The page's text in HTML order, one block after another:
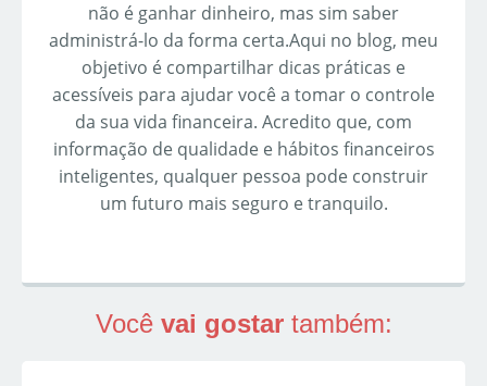
não é ganhar dinheiro, mas sim saber
administrá-lo da forma certa.Aqui no blog, meu
objetivo é compartilhar dicas práticas e
acessíveis para ajudar você a tomar o controle
da sua vida financeira. Acredito que, com
informação de qualidade e hábitos financeiros
inteligentes, qualquer pessoa pode construir
um futuro mais seguro e tranquilo.
Você vai gostartambém: